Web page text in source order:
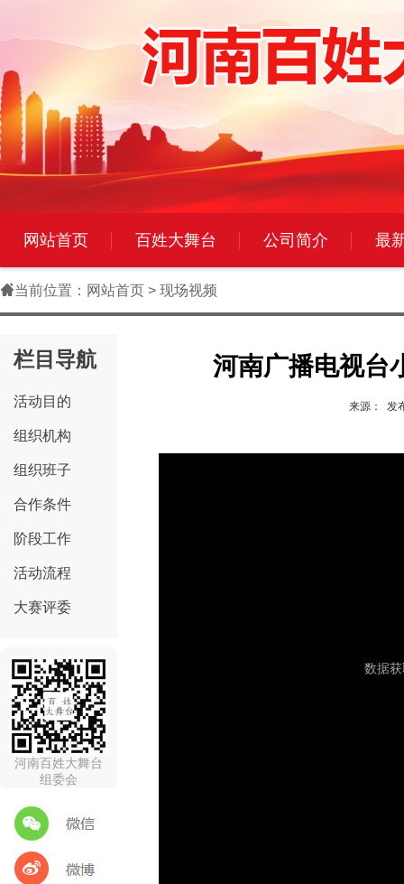
网站首页 百姓大舞台 公司简介 最
当前位置： 网站首页 > 现场视频
栏目导航
活动目的
组织机构
组织班子
合作条件
阶段工作
活动流程
大赛评委
河南百姓大舞台
组委会
河南广播电视台
来源： 发